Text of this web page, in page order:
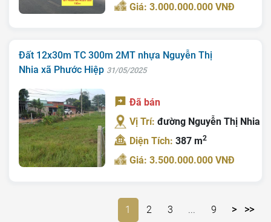
Giá: 3.000.000.000 VNĐ
Đất 12x30m TC 300m 2MT nhựa Nguyễn Thị
Nhia xã Phước Hiệp 31/05/2025
Đã bán
Vị Trí:đường Nguyễn Thị Nhia
Diện Tích:387 m2
Giá: 3.500.000.000 VNĐ
1 2 3 ... 9 > >>